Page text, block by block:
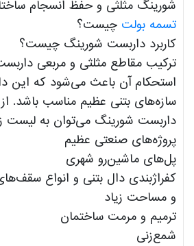
شورینگ مثلثی و حفظ انسجام
تسمه بولت چیست؟
کاربرد داربست شورینگ چیست؟
ترکیب مقاطع مثلثی و مربعی
استحکام آن باعث می‌شود که این
سازه‌های بتنی عظیم مناسب باشد.
داربست شورینگ می‌توان به لیست
پروژه‌های صنعتی عظیم
پل‌های ماشین‌رو شهری
کفراژبندی دال بتنی و انواع سقف‌های
و مساحت زیاد
ترمیم و مرمت ساختمان
شمع‌زنی